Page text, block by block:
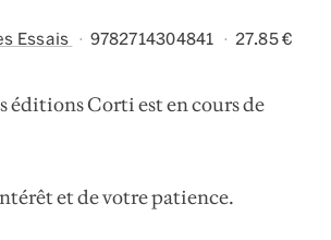
Essais 9782714304841 27.85 €
éditions Corti est en cours de
et de votre patience.